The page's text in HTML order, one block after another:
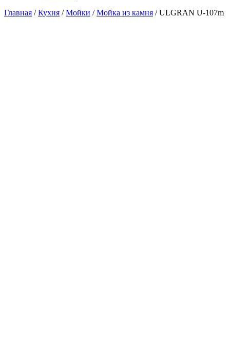
Главная /Кухня /Мойки /Мойка из камня /ULGRAN U-107m